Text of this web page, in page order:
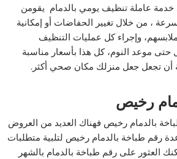
خدمة عاملة تنظيف يومي بالدمام يقومن
، من خلال تغيير الحفاضات أو إمكانية
وإجراء كل عمليات التنظيف
حتى موعد النوم، كل هذا بأسعار مناسبة
أن تجعل جعل منزلك مكان صحي أكثر.
رخيص
بالدمام رخيص فهناك العديد من العروض
رقم طباخة بالدمام رخيص لتلبية متطلبات
العثور على رقم طباخة بالدمام بالشهر